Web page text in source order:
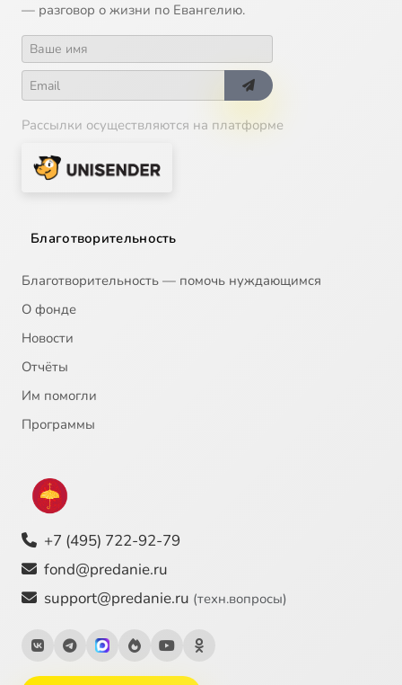
— разговор о жизни по Евангелию.
Рассылки осуществляются на платформе
Благотворительность
Благотворительность — помочь нуждающимся
О фонде
Новости
Отчёты
Им помогли
Программы
+7 (495) 722-92-79
fond@predanie.ru
support@predanie.ru (техн.вопросы)